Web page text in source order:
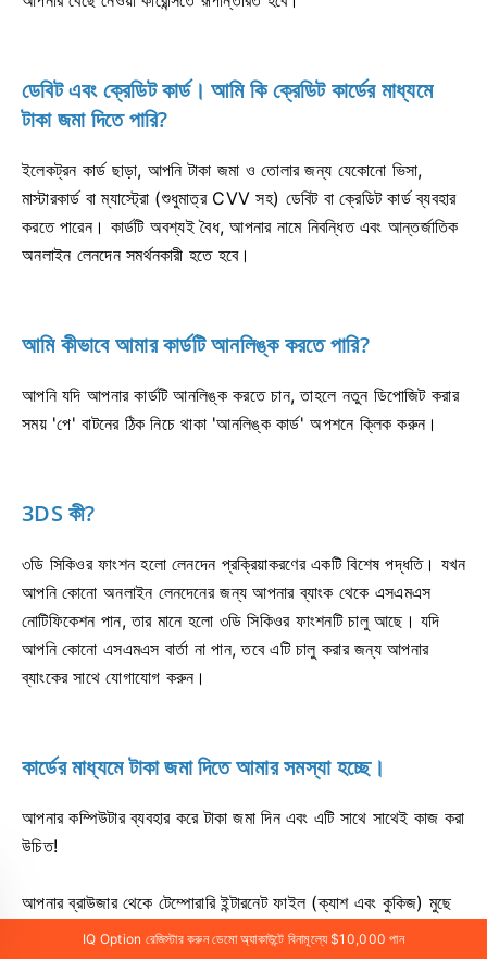
ডেবিট এবং ক্রেডিট কার্ড। আমি কি ক্রেডিট কার্ডের মাধ্যমে
টাকা জমা দিতে পারি?
ইলেকট্রন কার্ড ছাড়া, আপনি টাকা জমা ও তোলার জন্য যেকোনো ভিসা,
মাস্টারকার্ড বা ম্যাস্ট্রো (শুধুমাত্র CVV সহ) ডেবিট বা ক্রেডিট কার্ড ব্যবহার
করতে পারেন। কার্ডটি অবশ্যই বৈধ, আপনার নামে নিবন্ধিত এবং আন্তর্জাতিক
অনলাইন লেনদেন সমর্থনকারী হতে হবে।
আমি কীভাবে আমার কার্ডটি আনলিঙ্ক করতে পারি?
আপনি যদি আপনার কার্ডটি আনলিঙ্ক করতে চান, তাহলে নতুন ডিপোজিট করার
সময় 'পে' বাটনের ঠিক নিচে থাকা 'আনলিঙ্ক কার্ড' অপশনে ক্লিক করুন।
3DS কী?
৩ডি সিকিওর ফাংশন হলো লেনদেন প্রক্রিয়াকরণের একটি বিশেষ পদ্ধতি। যখন
আপনি কোনো অনলাইন লেনদেনের জন্য আপনার ব্যাংক থেকে এসএমএস
নোটিফিকেশন পান, তার মানে হলো ৩ডি সিকিওর ফাংশনটি চালু আছে। যদি
আপনি কোনো এসএমএস বার্তা না পান, তবে এটি চালু করার জন্য আপনার
ব্যাংকের সাথে যোগাযোগ করুন।
কার্ডের মাধ্যমে টাকা জমা দিতে আমার সমস্যা হচ্ছে।
আপনার কম্পিউটার ব্যবহার করে টাকা জমা দিন এবং এটি সাথে সাথেই কাজ করা
উচিত!
আপনার ব্রাউজার থেকে টেম্পোরারি ইন্টারনেট ফাইল (ক্যাশ এবং কুকিজ) মুছে
ফেলুন। এটি করার জন্য, CTRL+SHIFT+DELETE চাপুন, 'ALL'
IQ Option রেজিস্টার করুন ডেমো অ্যাকাউন্টে বিনামূল্যে $10,000 পান